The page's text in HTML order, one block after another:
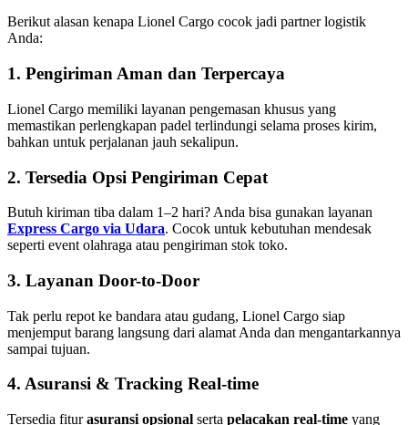
Berikut alasan kenapa Lionel Cargo cocok jadi partner logistik
Anda:
1. Pengiriman Aman dan Terpercaya
Lionel Cargo memiliki layanan pengemasan khusus yang
memastikan perlengkapan padel terlindungi selama proses kirim,
bahkan untuk perjalanan jauh sekalipun.
2. Tersedia Opsi Pengiriman Cepat
Butuh kiriman tiba dalam 1–2 hari? Anda bisa gunakan layanan
Express Cargo via Udara. Cocok untuk kebutuhan mendesak
seperti event olahraga atau pengiriman stok toko.
3. Layanan Door-to-Door
Tak perlu repot ke bandara atau gudang, Lionel Cargo siap
menjemput barang langsung dari alamat Anda dan mengantarkannya
sampai tujuan.
4. Asuransi & Tracking Real-time
Tersedia fiturasuransi opsional serta pelacakan real-time yang